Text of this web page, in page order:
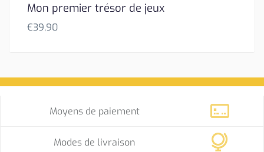
Mon premier trésor de jeux
€39,90
Moyens de paiement
Modes de livraison